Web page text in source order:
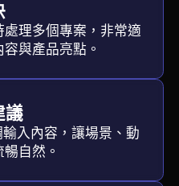
理多個專案，非常適
與產品亮點。
議
入內容，讓場景、動
自然。